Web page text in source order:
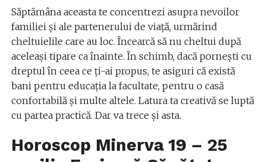
Săptămâna aceasta te concentrezi asupra nevoilor
familiei și ale partenerului de viață, urmărind
cheltuielile care au loc. Încearcă să nu cheltui după
aceleași tipare ca înainte. În schimb, dacă pornești cu
dreptul în ceea ce ți-ai propus, te asiguri că există
bani pentru educația la facultate, pentru o casă
confortabilă și multe altele. Latura ta creativă se luptă
cu partea practică. Dar va trece și asta.
Horoscop Minerva 19 – 25